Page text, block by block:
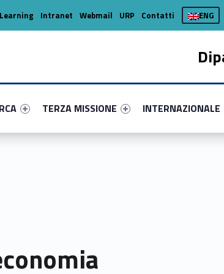
primary-19936-16
#link-menu-primary-90941-37
Link identifier #link-menu-primary-29586-45
TERZA MISSIONE
Link identifier #link-
INTERNAZIONALE
Intranet Webmail URP Contatti ENG